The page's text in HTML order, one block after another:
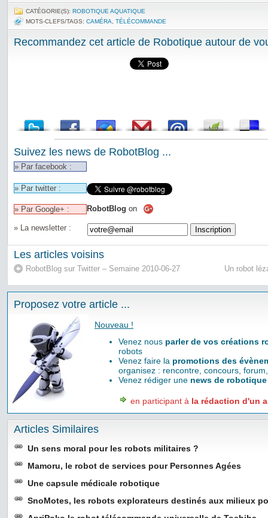
CATÉGORIE(S): ROBOTIQUE AQUATIQUE
MOTS-CLEFS/TAGS: CAMÉRA TÉLÉCOMMANDE
Recommandez cet article de Robotique autour de
Suivez les news de RobotBlog ...
» Par facebook :
» Par twitter :
» Par Google+ : RobotBlog on
» La newsletter :
Les articles voisins
RobotBlog sur Twitter – Semaine 2010-06-27 Un robot
Proposez votre article ...
Nouveau !
Venez nous parler de vos créations
robots
Venez faire la promotions des
organisez : rencontre, concours,
Venez rédiger une news de robotique
en participant à la rédaction d'un
Articles Similaires
Un sens moral pour les robots militaires ?
Mamoru, le robot de services pour Personnes Agées
Une capsule médicale robotique
SnoMotes, les robots explorateurs destinés aux milieux